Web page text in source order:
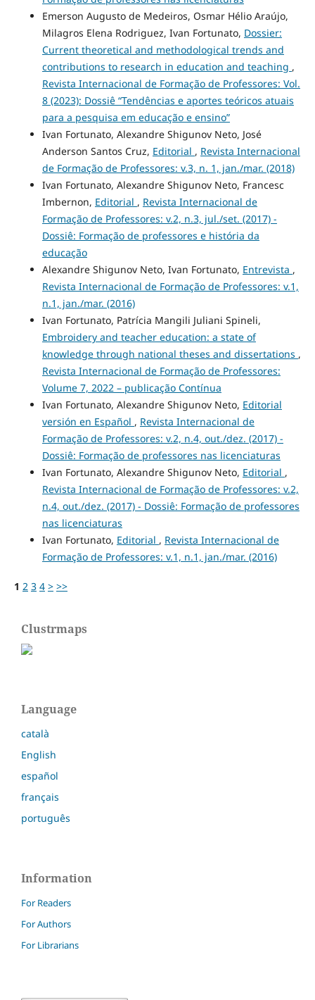
Emerson Augusto de Medeiros, Osmar Hélio Araújo,
Milagros Elena Rodriguez, Ivan Fortunato, Dossier:
Current theoretical and methodological trends and
contributions to research in education and teaching ,
Revista Internacional de Formação de Professores: Vol.
8 (2023): Dossiê “Tendências e aportes teóricos atuais
para a pesquisa em educação e ensino”
Ivan Fortunato, Alexandre Shigunov Neto, José
Anderson Santos Cruz, Editorial , Revista Internacional
de Formação de Professores: v.3, n. 1, jan./mar. (2018)
Ivan Fortunato, Alexandre Shigunov Neto, Francesc
Imbernon, Editorial , Revista Internacional de
Formação de Professores: v.2, n.3, jul./set. (2017) -
Dossiê: Formação de professores e história da
educação
Alexandre Shigunov Neto, Ivan Fortunato, Entrevista ,
Revista Internacional de Formação de Professores: v.1,
n.1, jan./mar. (2016)
Ivan Fortunato, Patrícia Mangili Juliani Spineli,
Embroidery and teacher education: a state of
knowledge through national theses and dissertations ,
Revista Internacional de Formação de Professores:
Volume 7, 2022 – publicação Contínua
Ivan Fortunato, Alexandre Shigunov Neto, Editorial
versión en Español , Revista Internacional de
Formação de Professores: v.2, n.4, out./dez. (2017) -
Dossiê: Formação de professores nas licenciaturas
Ivan Fortunato, Alexandre Shigunov Neto, Editorial ,
Revista Internacional de Formação de Professores: v.2,
n.4, out./dez. (2017) - Dossiê: Formação de professores
nas licenciaturas
Ivan Fortunato, Editorial , Revista Internacional de
Formação de Professores: v.1, n.1, jan./mar. (2016)
1 2 3 4 > >>
Clustrmaps
Language
català
English
español
français
português
Information
For Readers
For Authors
For Librarians